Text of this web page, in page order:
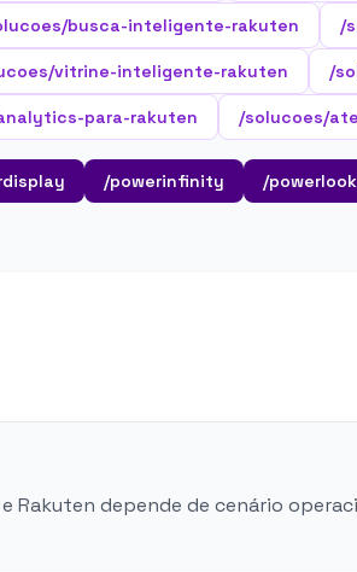
busca-inteligente-rakuten /
vitrine-inteligente-rakuten /
para-rakuten /solucoes/
/powerinfinity /powerlook
Rakuten depende de cenário